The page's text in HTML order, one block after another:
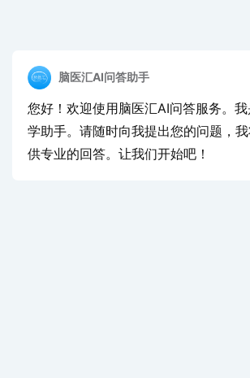
脑医汇AI问答助手
您好！欢迎使用脑医汇AI问答服务。
学助手。请随时向我提出您的问题，
供专业的回答。让我们开始吧！